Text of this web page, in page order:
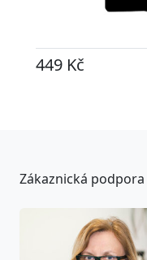
449 Kč
Zákaznická podpora